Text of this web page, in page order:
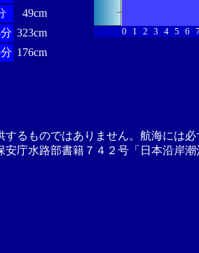
49cm
323cm
176cm
0 1 2 3 4 5 6 7
るものではありません。航海には
庁水路部書籍７４２号「日本沿岸